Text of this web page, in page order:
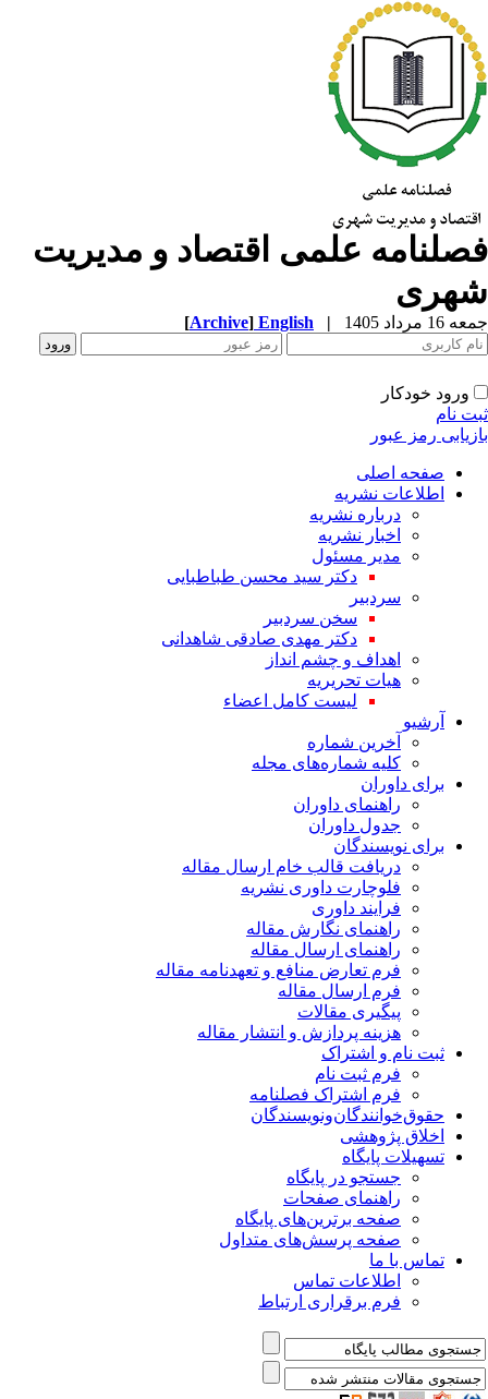
علمی اقتصاد و مدیریت
مرداد 1405 |
English
[Archive]
ورود خودکار
نام
رمز عبور
صفحه اصلی
اطلاعات نشریه
درباره نشریه
اخبار نشریه
مدیر مسئول
دکتر سید محسن طباطبایی
سردبیر
سخن سردبیر
دکتر مهدی صادقی شاهدانی
اهداف و چشم انداز
هیات تحریریه
لیست کامل اعضاء
آرشیو
آخرین شماره
کلیه شماره‌های مجله
برای داوران
راهنمای داوران
جدول داوران
برای نویسندگان
دریافت قالب خام ارسال مقاله
فلوچارت داوری نشریه
فرایند داوری
راهنمای نگارش مقاله
راهنمای ارسال مقاله
فرم تعارض منافع و تعهدنامه مقاله
فرم ارسال مقاله
پیگیری مقالات
هزینه پردازش و انتشار مقاله
ثبت نام و اشتراک
فرم ثبت نام
فرم اشتراک فصلنامه
حقوق‌خوانندگان‌و‌نویسندگان
اخلاق پژوهشی
تسهیلات پایگاه
جستجو در پایگاه
راهنمای صفحات
صفحه برترین‌های پایگاه
صفحه پرسش‌های متداول
تماس با ما
اطلاعات تماس
فرم برقراری ارتباط